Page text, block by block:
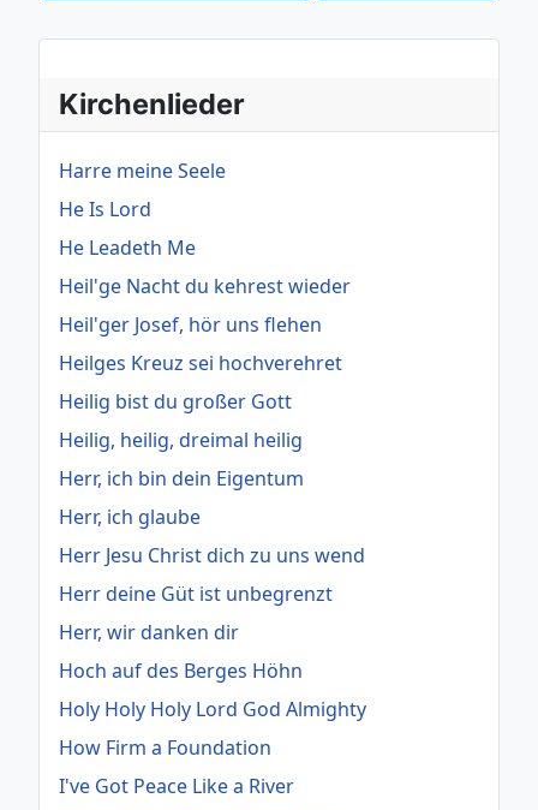
Kirchenlieder
Harre meine Seele
He Is Lord
He Leadeth Me
Heil'ge Nacht du kehrest wieder
Heil'ger Josef, hör uns flehen
Heilges Kreuz sei hochverehret
Heilig bist du großer Gott
Heilig, heilig, dreimal heilig
Herr, ich bin dein Eigentum
Herr, ich glaube
Herr Jesu Christ dich zu uns wend
Herr deine Güt ist unbegrenzt
Herr, wir danken dir
Hoch auf des Berges Höhn
Holy Holy Holy Lord God Almighty
How Firm a Foundation
I've Got Peace Like a River